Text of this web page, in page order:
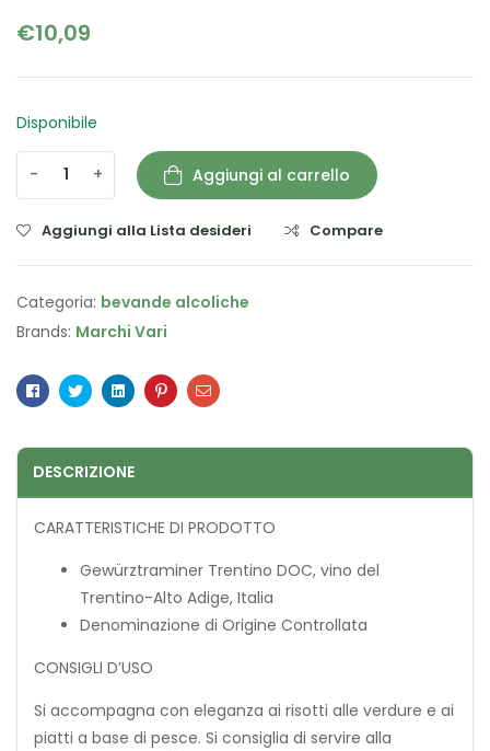
€10,09
Disponibile
- + Aggiungi al carrello
Aggiungi alla Lista desideri Compare
Categoria: bevande alcoliche
Brands: Marchi Vari
Facebook
TwitterLinkedinPinterestEmail
DESCRIZIONE
CARATTERISTICHE DI PRODOTTO
Gewürztraminer Trentino DOC, vino del
Trentino-Alto Adige, Italia
Denominazione di Origine Controllata
CONSIGLI D’USO
Si accompagna con eleganza ai risotti alle verdure e ai
piatti a base di pesce. Si consiglia di servire alla